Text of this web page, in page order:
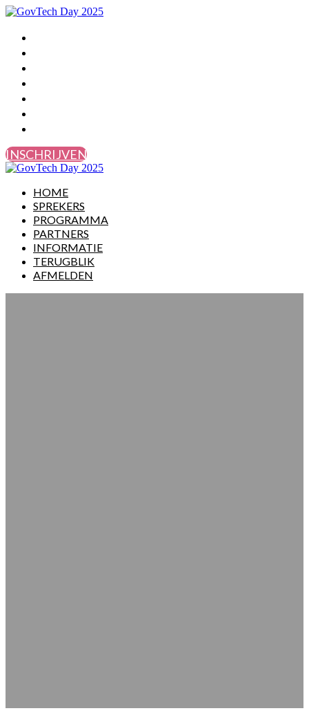
INSCHRIJVEN
HOME
SPREKERS
PROGRAMMA
PARTNERS
INFORMATIE
TERUGBLIK
AFMELDEN